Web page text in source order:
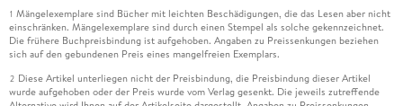
1 Mängelexemplare sind Bücher mit leichten Beschädigungen, die das Lesen aber nicht
einschränken. Mängelexemplare sind durch einen Stempel als solche gekennzeichnet.
Die frühere Buchpreisbindung ist aufgehoben. Angaben zu Preissenkungen beziehen
sich auf den gebundenen Preis eines mangelfreien Exemplars.
2 Diese Artikel unterliegen nicht der Preisbindung, die Preisbindung dieser Artikel
wurde aufgehoben oder der Preis wurde vom Verlag gesenkt. Die jeweils zutreffende